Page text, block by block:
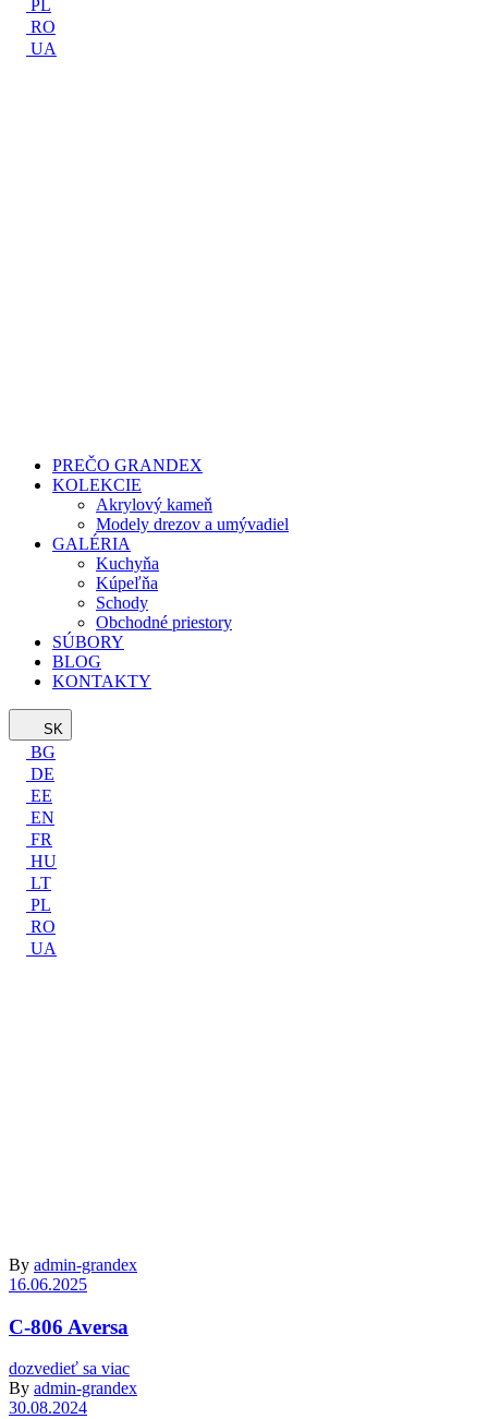
PL
RO
UA
PREČO GRANDEX
KOLEKCIE
Akrylový kameň
Modely drezov a umývadiel
GALÉRIA
Kuchyňa
Kúpeľňa
Schody
Obchodné priestory
SÚBORY
BLOG
KONTAKTY
SK
BG
DE
EE
EN
FR
HU
LT
PL
RO
UA
By admin-grandex
16.06.2025
C-806 Aversa
dozvedieť sa viac
By admin-grandex
30.08.2024